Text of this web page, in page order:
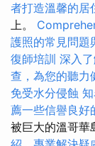
者打造溫馨的居
上。
護照的常見問題
復師培訓 深入
查，為您的聽力
免受水分侵蝕
薦一些信譽良好
被巨大的溫哥華